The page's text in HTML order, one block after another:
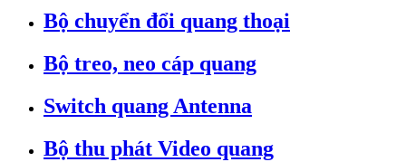
Bộ chuyển đổi quang thoại
Bộ treo, neo cáp quang
Switch quang Antenna
Bộ thu phát Video quang